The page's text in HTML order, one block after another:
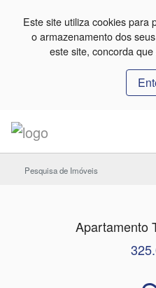
Este site utiliza cookies para
o armazenamento dos
este site, concorda
Pesquisa de Imóveis
Apartamento